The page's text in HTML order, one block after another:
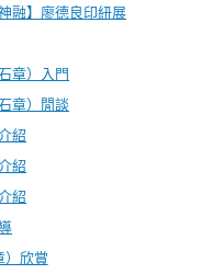
神融】廖德良印紐展
章）入門
章）閒談
紹
紹
紹
）欣賞